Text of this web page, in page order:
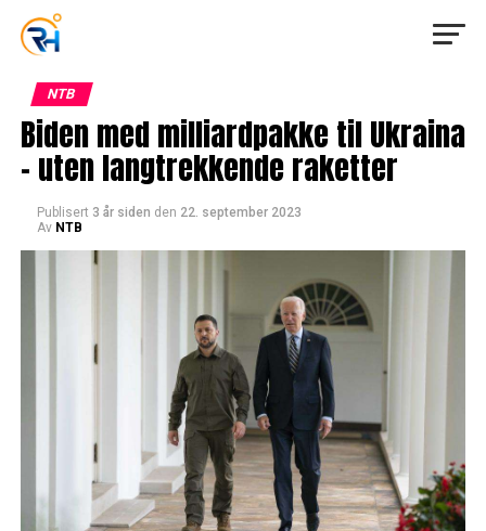
NTB
Biden med milliardpakke til Ukraina
– uten langtrekkende raketter
Publisert 3 år siden den 22. september 2023
Av NTB